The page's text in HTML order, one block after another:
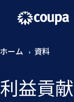
ホーム 資料
利益貢